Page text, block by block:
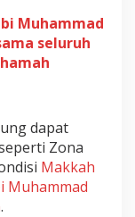
Muhammad
seluruh
dapat
Zona
Makkah
Muhammad
.